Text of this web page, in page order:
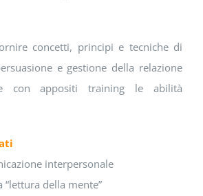
concetti, principi e tecniche di
e gestione della relazione
con appositi training le abilità
interpersonale
“lettura della mente”